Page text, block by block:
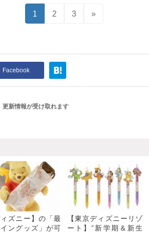
1 2 3 »
Facebook
更新情報が受け取れます
ィズニー】の「最
ングッズ」が可
【東京ディズニーリゾ
ート】”新学期＆新生